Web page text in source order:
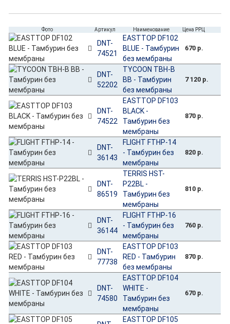
Фото Артикул Наименование Цена РРЦ
DNT-
74521
EASTTOP DF102
BLUE - Тамбурин
без мембраны
670 р.
DNT-
52202
TYCOON TBH-B
BB - Тамбурин
без мембраны
7 120 р.
DNT-
74522
EASTTOP DF103
BLACK -
Тамбурин без
мембраны
870 р.
DNT-
36143
FLIGHT FTHP-14
- Тамбурин без
мембраны
820 р.
DNT-
86519
TERRIS HST-
P22BL -
Тамбурин без
мембраны
810 р.
DNT-
36144
FLIGHT FTHP-16
- Тамбурин без
мембраны
760 р.
DNT-
77738
EASTTOP DF103
RED - Тамбурин
без мембраны
870 р.
DNT-
74580
EASTTOP DF104
WHITE -
Тамбурин без
мембраны
670 р.
EASTTOP DF105